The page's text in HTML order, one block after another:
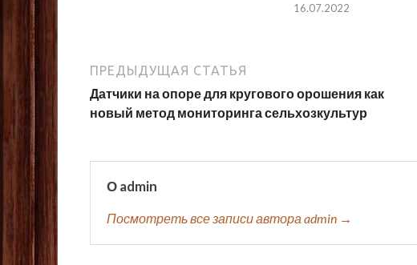
16.07.2022
ПРЕДЫДУЩАЯ СТАТЬЯ
Датчики на опоре для кругового орошения как
новый метод мониторинга сельхозкультур
О admin
Посмотреть все записи автора admin →